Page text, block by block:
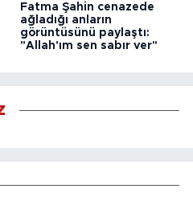
Fatma Şahin cenazede
ağladığı anların
görüntüsünü paylaştı:
"Allah'ım sen sabır ver"